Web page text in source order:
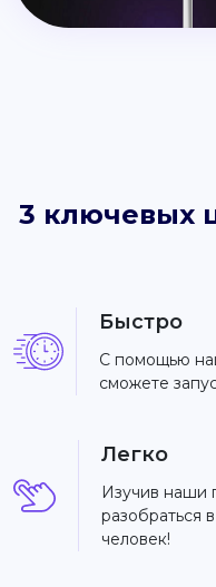
3 ключевых
Быстро
С помощью
сможете
Легко
Изучив наши
разобраться
человек!